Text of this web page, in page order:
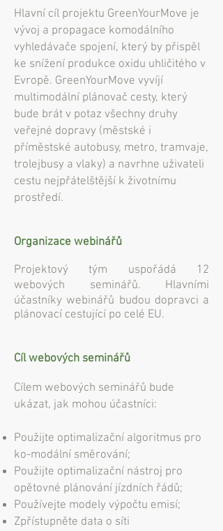
Hlavní cíl projektu GreenYourMove je
vývoj a propagace komodálního
vyhledávače spojení, který by přispěl
ke snížení produkce oxidu uhličitého v
Evropě. GreenYourMove vyvíjí
multimodální plánovač cesty, který
bude brát v potaz všechny druhy
veřejné dopravy (městské i
příměstské autobusy, metro, tramvaje,
trolejbusy a vlaky) a navrhne uživateli
cestu nejpřátelštější k životnímu
prostředí.
Organizace webinářů
Projektový tým uspořádá 12
webových seminářů. Hlavními
účastníky webinářů budou dopravci a
plánovací cestující po celé EU.
Cíl webových seminářů
Cílem webových seminářů bude
ukázat, jak mohou účastníci:
Použijte optimalizační algoritmus pro
ko-modální směrování;
Použijte optimalizační nástroj pro
opětovné plánování jízdních řádů;
Používejte modely výpočtu emisí;
Zpřístupněte data o síti